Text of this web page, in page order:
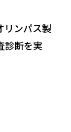
リンパス製
診断を実